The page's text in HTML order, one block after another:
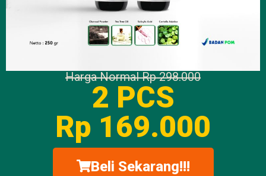
Harga Normal Rp 298.000
2 PCS
Rp 169.000
Beli Sekarang!!!